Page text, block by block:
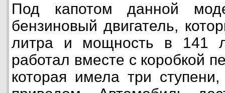
Под капотом данной
бензиновый двигатель,
литра и мощность в 141
работал вместе с коробкой
которая имела три